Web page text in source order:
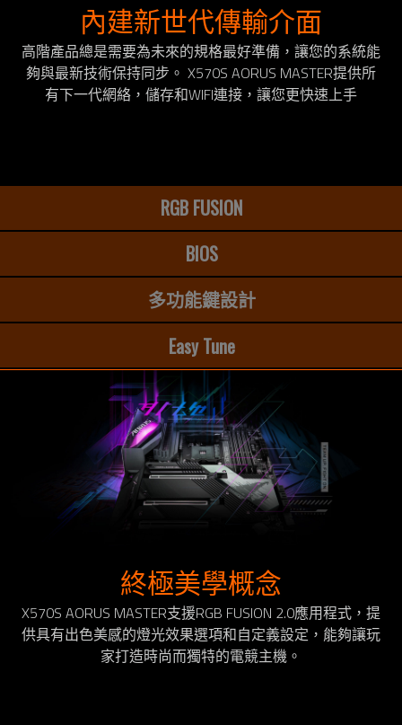
內建新世代傳輸介面
高階產品總是需要為未來的規格最好準備，讓您的系統能
夠與最新技術保持同步。 X570S AORUS MASTER提供所
有下一代網絡，儲存和WIFI連接，讓您更快速上手
RGB FUSION
BIOS
多功能鍵設計
Easy Tune
終極美學概念
X570S AORUS MASTER支援RGB FUSION 2.0應用程式，提
供具有出色美感的燈光效果選項和自定義設定，能夠讓玩
家打造時尚而獨特的電競主機。